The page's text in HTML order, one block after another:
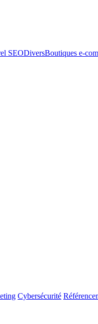
SEODiversBoutiques e-
Cybersécurité